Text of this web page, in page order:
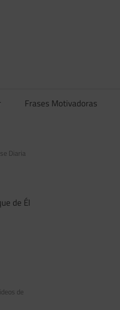
Frases Motivadoras
Diaria
de Él
de